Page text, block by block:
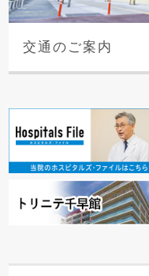
交通のご案内